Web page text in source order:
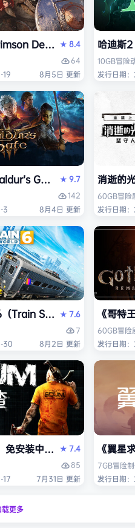
Desert》免安装中文版
★8.4
64
19
8月5日 更新
哈迪斯2
10GB冒险
发行日期
》免安装中文版
Marine 2）免安装中文版
Gate 3）免安装中文版
★9.7
142
3
8月4日 更新
消逝的
60GB冒险
发行日期
》免安装中文版
（Train Sim World 6）免安
★7.6
7
30
8月2日 更新
《哥特
60GB冒险
发行日期
装中文版
免安装中文版★7.4
85
17
7月31日 更新
《翼星
7GB冒险
发行日期
载更多